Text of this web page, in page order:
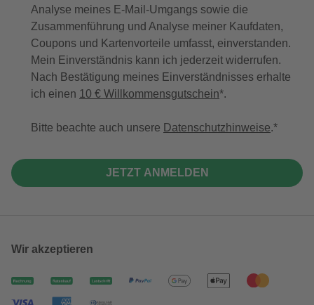
Analyse meines E-Mail-Umgangs sowie die
Zusammenführung und Analyse meiner Kaufdaten,
Coupons und Kartenvorteile umfasst, einverstanden.
Mein Einverständnis kann ich jederzeit widerrufen.
Nach Bestätigung meines Einverständnisses erhalte
ich einen 10 € Willkommensgutschein*.
Bitte beachte auch unsere Datenschutzhinweise.
JETZT ANMELDEN
Wir akzeptieren